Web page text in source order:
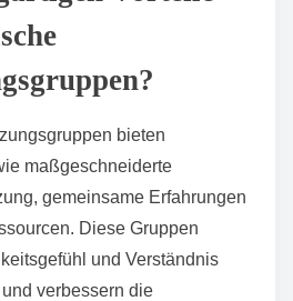
Vorteile